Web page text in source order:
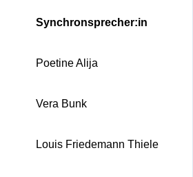
Synchronsprecher:in
Poetine Alija
Vera Bunk
Louis Friedemann Thiele